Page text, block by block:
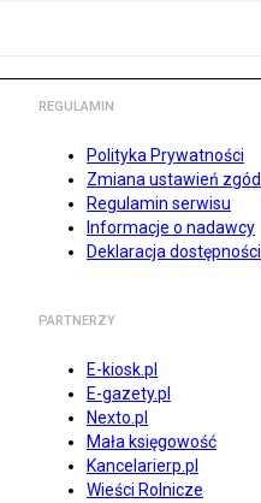
REGULAMIN
Polityka Prywatności
Zmiana ustawień zgód
Regulamin serwisu
Informacje o nadawcy
Deklaracja dostępności
PARTNERZY
E-kiosk.pl
E-gazety.pl
Nexto.pl
Mała księgowość
Kancelarierp.pl
Wieści Rolnicze